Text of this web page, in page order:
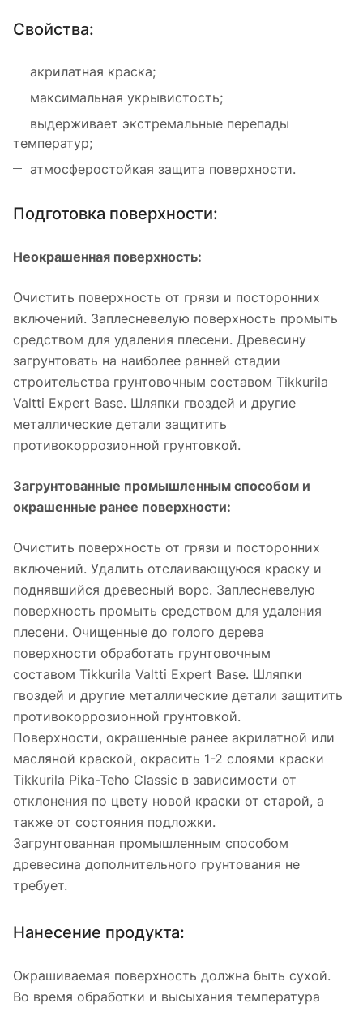
Свойства:
акрилатная краска;
максимальная укрывистость;
выдерживает экстремальные перепады
температур;
атмосферостойкая защита поверхности.
Подготовка поверхности:
Неокрашенная поверхность:
Очистить поверхность от грязи и посторонних
включений. Заплесневелую поверхность промыть
средством для удаления плесени. Древесину
загрунтовать на наиболее ранней стадии
строительства грунтовочным составом Tikkurila
Valtti Expert Base. Шляпки гвоздей и другие
металлические детали защитить
противокоррозионной грунтовкой.
Загрунтованные промышленным способом и
окрашенные ранее поверхности:
Очистить поверхность от грязи и посторонних
включений. Удалить отслаивающуюся краску и
поднявшийся древесный ворс. Заплесневелую
поверхность промыть средством для удаления
плесени. Очищенные до голого дерева
поверхности обработать грунтовочным
составом Tikkurila Valtti Expert Base. Шляпки
гвоздей и другие металлические детали защитить
противокоррозионной грунтовкой.
Поверхности, окрашенные ранее акрилатной или
масляной краской, окрасить 1-2 слоями краски
Tikkurila Pika-Teho Classic в зависимости от
отклонения по цвету новой краски от старой, а
также от состояния подложки.
Загрунтованная промышленным способом
древесина дополнительного грунтования не
требует.
Нанесение продукта:
Окрашиваемая поверхность должна быть сухой.
Во время обработки и высыхания температура